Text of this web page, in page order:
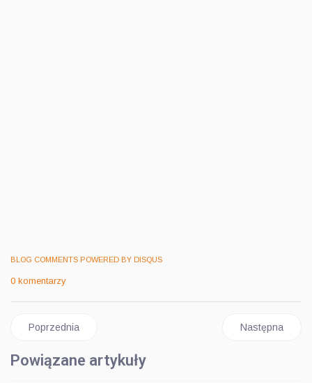
BLOG COMMENTS POWERED BY DISQUS
0 komentarzy
Poprzednia strona: PEWNA WYGRANA TRYCA W WAŁCZU
Poprzednia Następna
Następna
Powiązane artykuły